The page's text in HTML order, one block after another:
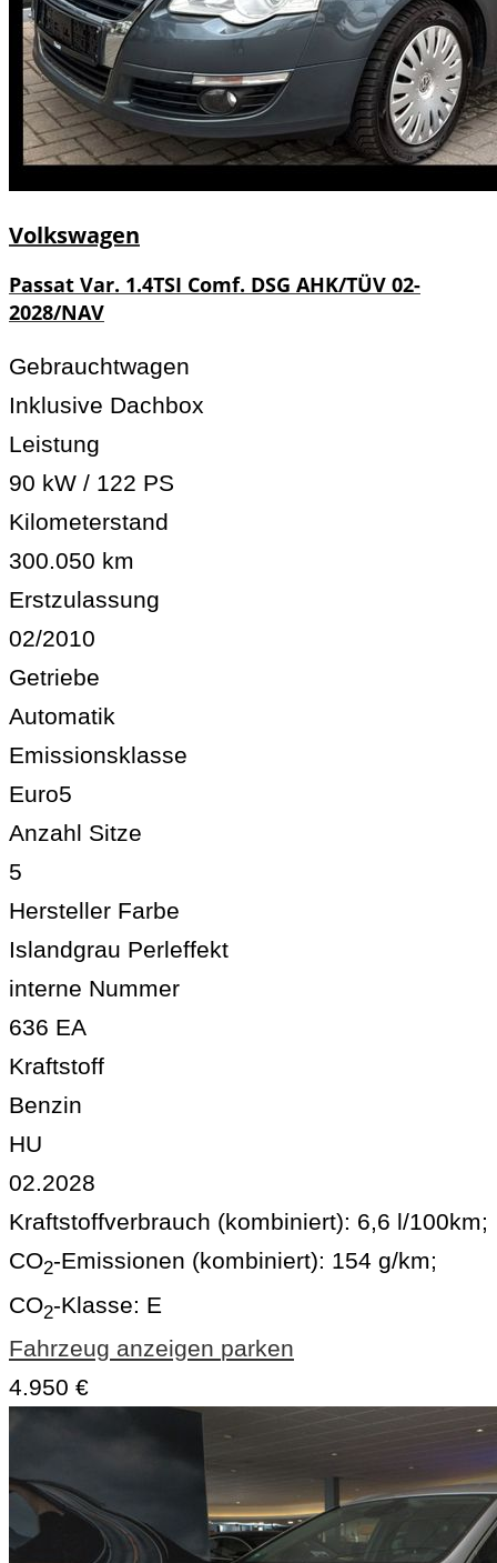
Volkswagen
Passat Var. 1.4TSI Comf. DSG AHK/TÜV 02-
2028/NAV
Gebrauchtwagen
Inklusive Dachbox
Leistung
90 kW / 122 PS
Kilometerstand
300.050 km
Erstzulassung
02/2010
Getriebe
Automatik
Emissionsklasse
Euro5
Anzahl Sitze
5
Hersteller Farbe
Islandgrau Perleffekt
interne Nummer
636 EA
Kraftstoff
Benzin
HU
02.2028
Kraftstoffverbrauch (kombiniert): 6,6 l/100km;
CO2-Emissionen (kombiniert): 154 g/km;
CO2-Klasse: E
Fahrzeug anzeigen parken
4.950 €